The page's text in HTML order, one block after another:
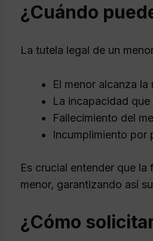
¿Cuándo
La tutela legal de un
El menor alcanza
La incapacidad
Fallecimiento del
Incumplimiento por
Es crucial entender que
menor, garantizando así
¿Cómo